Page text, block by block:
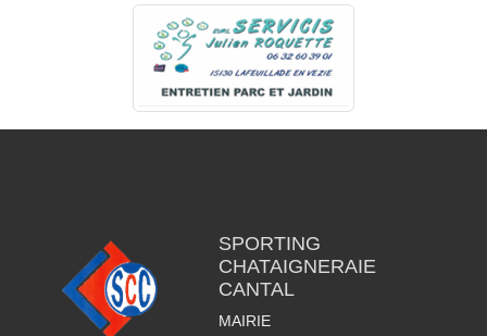
SPORTING
CHATAIGNERAIE
CANTAL
MAIRIE